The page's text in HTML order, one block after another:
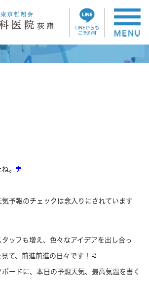
タッフブログ
。
予報のチェックは念入りにされています
ッフも増え、色々なアイデアを出し合っ
て、前進前進の日々です！
ードに、本日の予想天気、最高気温を書く